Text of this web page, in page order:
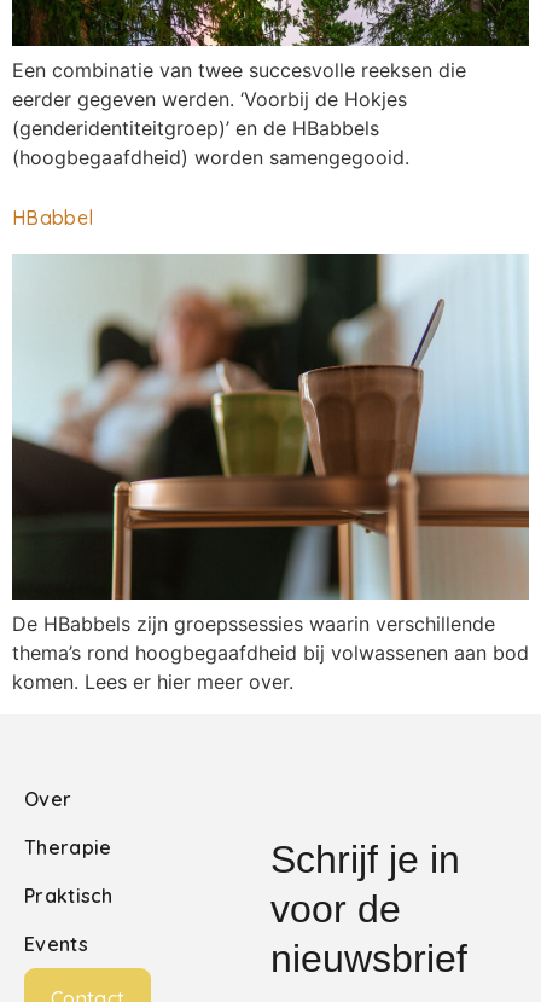
Een combinatie van twee succesvolle reeksen die
eerder gegeven werden. ‘Voorbij de Hokjes
(genderidentiteitgroep)’ en de HBabbels
(hoogbegaafdheid) worden samengegooid.
HBabbel
De HBabbels zijn groepssessies waarin verschillende
thema’s rond hoogbegaafdheid bij volwassenen aan bod
komen. Lees er hier meer over.
Over
Therapie
Praktisch
Events
Schrijf je in
voor de
nieuwsbrief